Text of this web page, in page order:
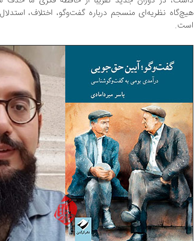
هیچ‌گاه نظریه‌ای منسجم درباره گفت‌وگو، اختلاف،
است.